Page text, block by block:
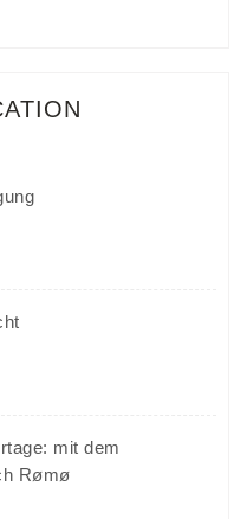
mit dem
Rømø